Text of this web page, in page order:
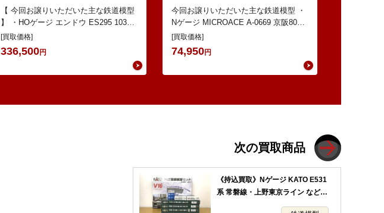
線色 基本5輌 Nセット などの鉄
道模型
【 今回お譲りいただいた主な鉄道模型
】 ・HOゲージ エンドウ ES295 103系
1200番代 東西線色 中間5輌 Oセット
…
[買取価格]
336,500円
系 新塗装 などの鉄道模型
今回お譲りいただいた主な鉄道模型 ・
Nゲージ MICROACE A-0669 京阪8030
系 ・Nゲージ GREENMAX 組立キ…
[買取価格]
74,950円
次の買取商品
《持込買取》Nゲージ KATO E531
系 常磐線・上野東京ライン などの